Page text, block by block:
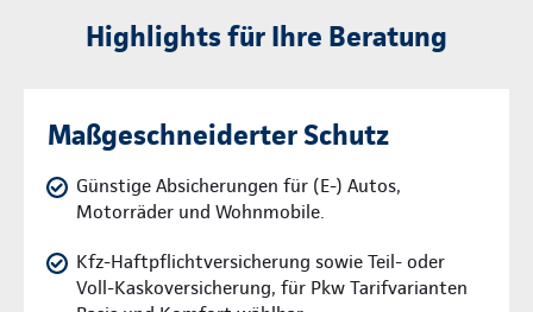
Highlights für Ihre Beratung
Maßgeschneiderter Schutz
Günstige Absicherungen für (E-) Autos,
Motorräder und Wohnmobile.
Kfz-Haftpflichtversicherung sowie Teil- oder
Voll-Kaskoversicherung, für Pkw Tarifvarianten